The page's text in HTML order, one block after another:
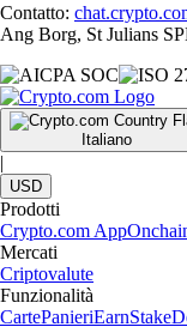
Contatto:
Ang Borg, St Julians
Italiano
|
USD
Prodotti
Crypto.com App
Mercati
Criptovalute
Funzionalità
CartePanieriEarnStake